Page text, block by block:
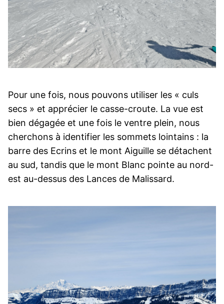
Pour une fois, nous pouvons utiliser les « culs
secs » et apprécier le casse-croute. La vue est
bien dégagée et une fois le ventre plein, nous
cherchons à identifier les sommets lointains : la
barre des Ecrins et le mont Aiguille se détachent
au sud, tandis que le mont Blanc pointe au nord-
est au-dessus des Lances de Malissard.